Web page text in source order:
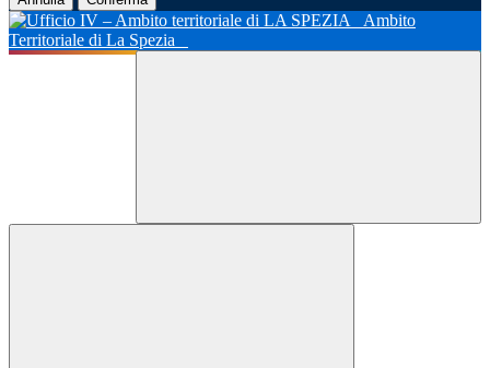
Ambito
Territoriale di La Spezia